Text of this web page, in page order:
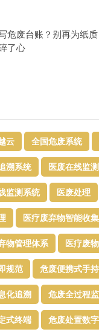
危废台账？别再为纸质
了心
云 全国危废系统
溯系统 医废在线监测
监测系统 医废处理
医疗废弃物智能收集
物管理体系 医疗废
规范 危废便携式手
化追溯 危废全过程
式终端 危废处置数